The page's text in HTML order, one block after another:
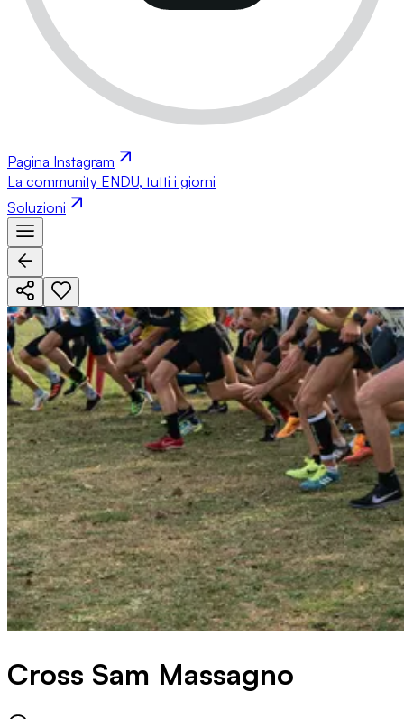
Pagina Instagram
La community ENDU, tutti i giorni
Soluzioni
Cross Sam Massagno